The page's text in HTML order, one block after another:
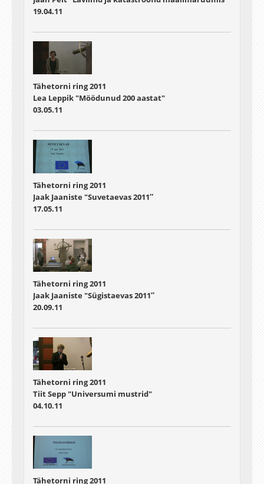
19.04.11
Tähetorni ring 2011
Lea Leppik "Möödunud 200 aastat"
03.05.11
Tähetorni ring 2011
Jaak Jaaniste "Suvetaevas 2011″
17.05.11
Tähetorni ring 2011
Jaak Jaaniste "Sügistaevas 2011″
20.09.11
Tähetorni ring 2011
Tiit Sepp "Universumi mustrid"
04.10.11
Tähetorni ring 2011